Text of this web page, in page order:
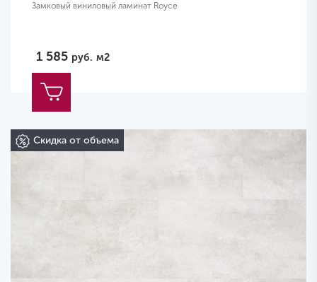
Замковый виниловый ламинат Royce
1 585 руб. м2
Скидка от объема